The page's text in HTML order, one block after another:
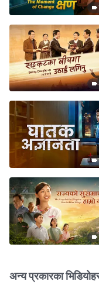
अन्य प्रकारका